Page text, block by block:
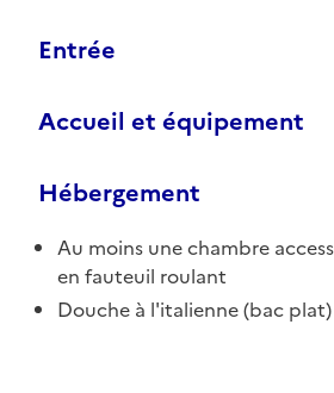
Entrée
Accueil et équipement
Hébergement
Au moins une chambre
en fauteuil roulant
Douche à l'italienne (bac plat)